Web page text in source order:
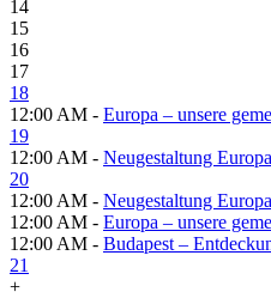
14
15
16
17
18
12:00 AM - Europa – unsere
19
12:00 AM - Neugestaltung
20
12:00 AM - Neugestaltung
12:00 AM - Europa – unsere
12:00 AM - Budapest –
21
+